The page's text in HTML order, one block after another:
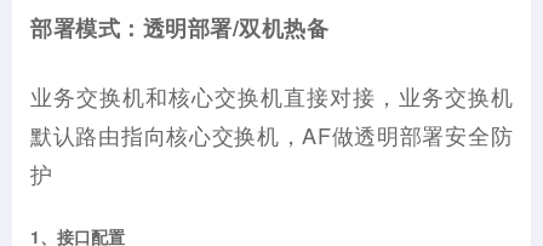
部署模式：透明部署/双机热备
业务交换机和核心交换机直接对接，业务交换机
默认路由指向核心交换机，AF做透明部署安全防
护
1、接口配置